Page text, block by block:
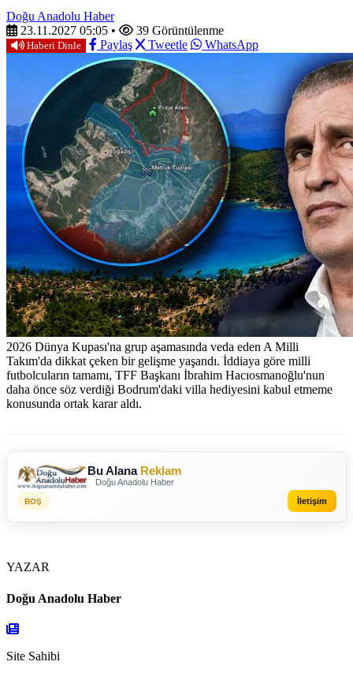
Doğu Anadolu Haber
23.11.2027 05:05 • 39 Görüntülenme
Haberi Dinle Paylaş Tweetle WhatsApp
2026 Dünya Kupası'na grup aşamasında veda eden A Milli
Takım'da dikkat çeken bir gelişme yaşandı. İddiaya göre milli
futbolcuların tamamı, TFF Başkanı İbrahim Hacıosmanoğlu'nun
daha önce söz verdiği Bodrum'daki villa hediyesini kabul etmeme
konusunda ortak karar aldı.
Bu Alana Reklam
Doğu Anadolu Haber
BOŞ İletişim
YAZAR
Doğu Anadolu Haber
Site Sahibi